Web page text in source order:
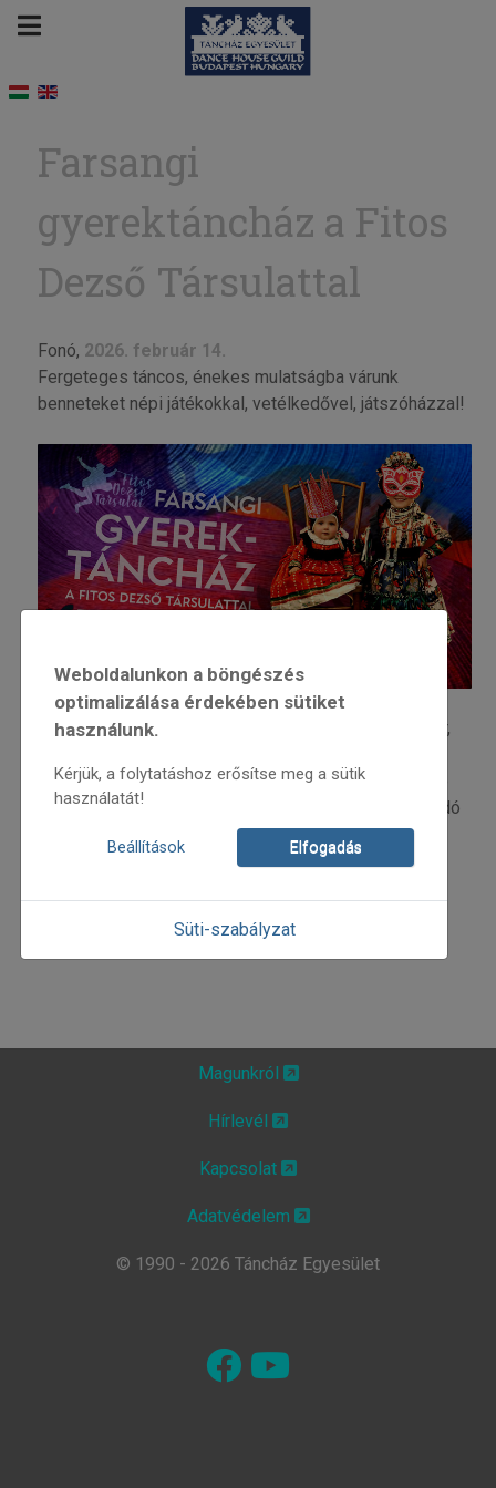
Farsangi
gyerektáncház a Fitos
Dezső Társulattal
Fonó, 2026. február 14.
Fergeteges táncos, énekes mulatságba várunk
benneteket népi játékokkal, vetélkedővel, játszóházzal!
Éneket tanít Paár Julcsi, muzsikál a Bazseva zenekar,
Amire biztosan számíthatsz: a mozgással együtt járó
energiaszint-növekedésre, a közös éneklésből fakadó
határtalan örömre, és a mozgással együtt járó
Az esemény facebook oldala:
Weboldalunkon a böngészés
optimalizálása érdekében sütiket
használunk.
Kérjük, a folytatáshoz erősítse meg a sütik
használatát!
Beállítások Elfogadás
Süti-szabályzat
Magunkról
Hírlevél
Kapcsolat
Adatvédelem
© 1990 - 2026 Táncház Egyesület